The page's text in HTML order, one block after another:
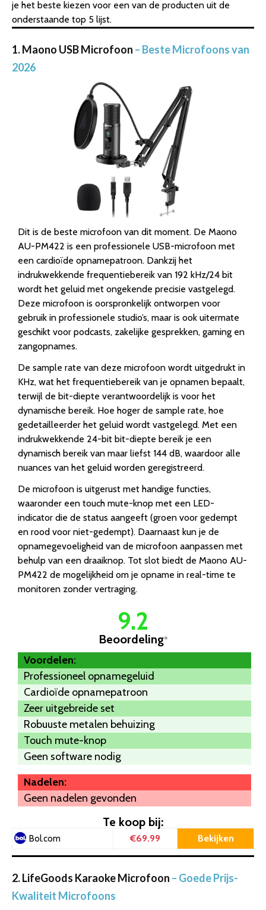
je het beste kiezen voor een van de producten uit de
onderstaande top 5 lijst.
1. Maono USB Microfoon – Beste Microfoons van
2026
Dit is de beste microfoon van dit moment. De Maono
AU-PM422 is een professionele USB-microfoon met
een cardioïde opnamepatroon. Dankzij het
indrukwekkende frequentiebereik van 192 kHz/24 bit
wordt het geluid met ongekende precisie vastgelegd.
Deze microfoon is oorspronkelijk ontworpen voor
gebruik in professionele studio’s, maar is ook uitermate
geschikt voor podcasts, zakelijke gesprekken, gaming en
zangopnames.
De sample rate van deze microfoon wordt uitgedrukt in
KHz, wat het frequentiebereik van je opnamen bepaalt,
terwijl de bit-diepte verantwoordelijk is voor het
dynamische bereik. Hoe hoger de sample rate, hoe
gedetailleerder het geluid wordt vastgelegd. Met een
indrukwekkende 24-bit bit-diepte bereik je een
dynamisch bereik van maar liefst 144 dB, waardoor alle
nuances van het geluid worden geregistreerd.
De microfoon is uitgerust met handige functies,
waaronder een touch mute-knop met een LED-
indicator die de status aangeeft (groen voor gedempt
en rood voor niet-gedempt). Daarnaast kun je de
opnamegevoeligheid van de microfoon aanpassen met
behulp van een draaiknop. Tot slot biedt de Maono AU-
PM422 de mogelijkheid om je opname in real-time te
monitoren zonder vertraging.
9.2
Beoordeling*
Voordelen:
Professioneel opnamegeluid
Cardioïde opnamepatroon
Zeer uitgebreide set
Robuuste metalen behuizing
Touch mute-knop
Geen software nodig
Nadelen:
Geen nadelen gevonden
Te koop bij:
Bol.com €69.99 Bekijken
2. LifeGoods Karaoke Microfoon – Goede Prijs-
Kwaliteit Microfoons